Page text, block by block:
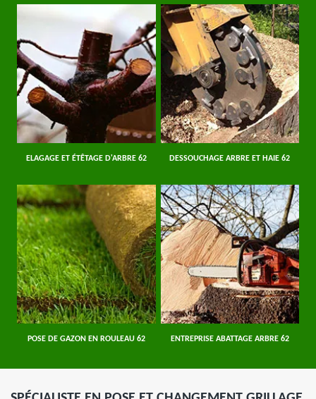
ELAGAGE ET ÉTÊTAGE D'ARBRE 62 DESSOUCHAGE ARBRE ET HAIE 62
POSE DE GAZON EN ROULEAU 62 ENTREPRISE ABATTAGE ARBRE 62